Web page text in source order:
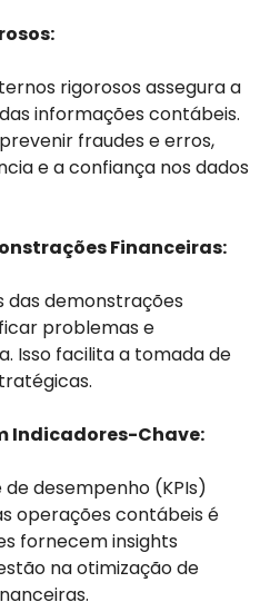
rigorosos assegura a
informações contábeis.
fraudes e erros,
e a confiança nos dados
Financeiras:
das demonstrações
problemas e
Isso facilita a tomada de
Indicadores-Chave:
desempenho (KPIs)
operações contábeis é
fornecem insights
na otimização de